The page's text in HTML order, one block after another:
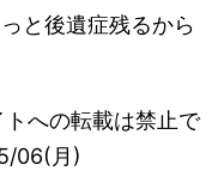
と後遺症残るから
への転載は禁止で
06(月)